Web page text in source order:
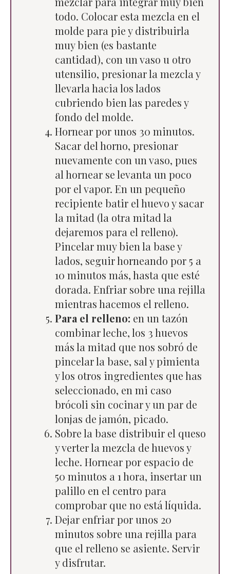
todo. Colocar esta mezcla en el
molde para pie y distribuirla
muy bien (es bastante
cantidad), con un vaso u otro
utensilio, presionar la mezcla y
llevarla hacia los lados
cubriendo bien las paredes y
fondo del molde.
Hornear por unos 30 minutos.
Sacar del horno, presionar
nuevamente con un vaso, pues
al hornear se levanta un poco
por el vapor. En un pequeño
recipiente batir el huevo y sacar
la mitad (la otra mitad la
dejaremos para el relleno).
Pincelar muy bien la base y
lados, seguir horneando por 5 a
10 minutos más, hasta que esté
dorada. Enfriar sobre una rejilla
mientras hacemos el relleno.
Para el relleno: en un tazón
combinar leche, los 3 huevos
más la mitad que nos sobró de
pincelar la base, sal y pimienta
y los otros ingredientes que has
seleccionado, en mi caso
brócoli sin cocinar y un par de
lonjas de jamón, picado.
Sobre la base distribuir el queso
y verter la mezcla de huevos y
leche. Hornear por espacio de
50 minutos a 1 hora, insertar un
palillo en el centro para
comprobar que no está líquida.
Dejar enfriar por unos 20
minutos sobre una rejilla para
que el relleno se asiente. Servir
y disfrutar.